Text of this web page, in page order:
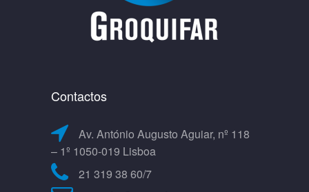
Contactos
Av. António Augusto Aguiar, nº 118
– 1º 1050-019 Lisboa
21 319 38 60/7